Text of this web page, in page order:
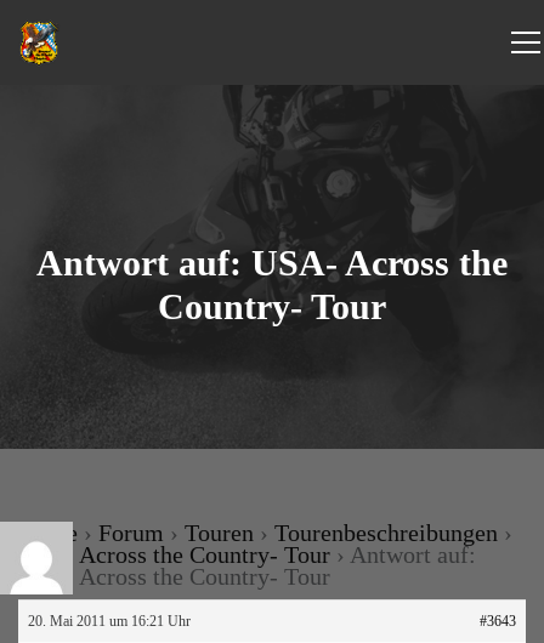
Antwort auf: USA- Across the
Country- Tour
Home › Forum › Touren › Tourenbeschreibungen ›
USA- Across the Country- Tour › Antwort auf:
USA- Across the Country- Tour
20. Mai 2011 um 16:21 Uhr
#3643